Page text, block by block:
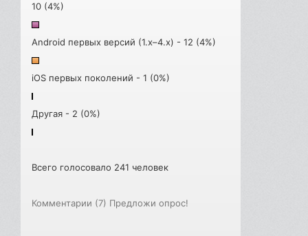
10 (4%)
Android первых версий (1.x–4.x) - 12 (4%)
iOS первых поколений - 1 (0%)
Другая - 2 (0%)
Всего голосовало 241 человек
Комментарии (7) Предложи опрос!